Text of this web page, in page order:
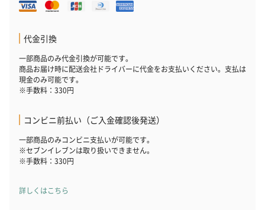
スキンケアグッズ
ハンドクリーム3本セッ
ト【ありがとう】
（1,100円）
シャワージェル＆ハン
ドクリーム（ピンクグ
代金引換
一部商品のみ代金引換が可能です。
商品お届け時に配送会社ドライバーに代金をお支払いください。支払は
現金のみ可能です。
※手数料：330円
コンビニ前払い（ご入金確認後発送）
一部商品のみコンビニ支払いが可能です。
※セブンイレブンは取り扱いできません。
※手数料：330円
詳しくはこちら